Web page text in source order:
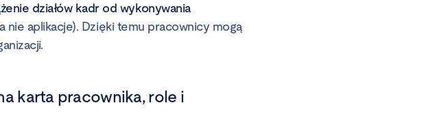
działów kadr od wykonywania
nie aplikacje). Dzięki temu pracownicy mogą
karta pracownika, role i